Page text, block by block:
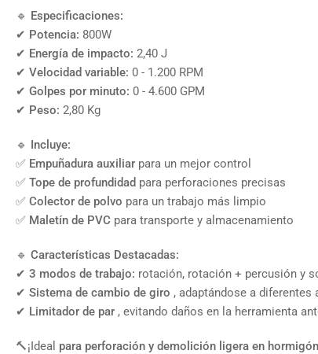
🔹 Especificaciones:
✔ Potencia: 800W
✔ Energía de impacto: 2,40 J
✔ Velocidad variable: 0 - 1.200 RPM
✔ Golpes por minuto: 0 - 4.600 GPM
✔ Peso: 2,80 Kg
🔹 Incluye:
✅ Empuñadura auxiliar para un mejor control
✅ Tope de profundidad para perforaciones precisas
✅ Colector de polvo para un trabajo más limpio
✅ Maletín de PVC para transporte y almacenamiento
🔹 Características Destacadas:
✔ 3 modos de trabajo: rotación, rotación + percusión y
✔ Sistema de cambio de giro , adaptándose a diferentes
✔ Limitador de par , evitando daños en la herramienta
🔨¡Ideal para perforación y demolición ligera en